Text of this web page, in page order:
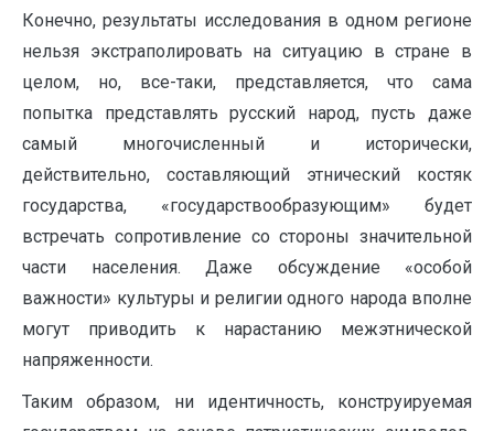
Конечно, результаты исследования в одном регионе
нельзя экстраполировать на ситуацию в стране в
целом, но, все-таки, представляется, что сама
попытка представлять русский народ, пусть даже
самый многочисленный и исторически,
действительно, составляющий этнический костяк
государства, «государствообразующим» будет
встречать сопротивление со стороны значительной
части населения. Даже обсуждение «особой
важности» культуры и религии одного народа вполне
могут приводить к нарастанию межэтнической
напряженности.
Таким образом, ни идентичность, конструируемая